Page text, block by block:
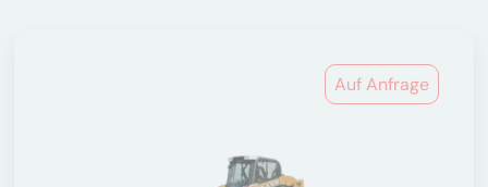
Auf Anfrage